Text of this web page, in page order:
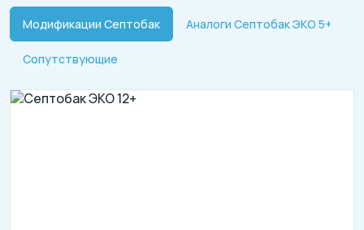
Модификации Септобак Аналоги Септобак ЭКО 5+
Сопутствующие